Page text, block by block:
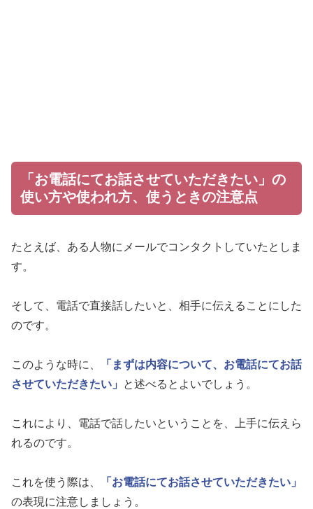
「お電話にてお話させていただきたい」の
使い方や使われ方、使うときの注意点
たとえば、ある人物にメールでコンタクトしていたとしま
す。
そして、電話で直接話したいと、相手に伝えることにした
のです。
このような時に、
「まずは内容について、お電話にてお話
させていただきたい」
と述べるとよいでしょう。
これにより、電話で話したいということを、上手に伝えら
れるのです。
これを使う際は、
「お電話にてお話させていただきたい」
の表現に注意しましょう。